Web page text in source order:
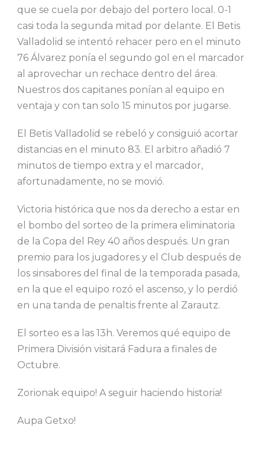
que se cuela por debajo del portero local. 0-1
casi toda la segunda mitad por delante. El Betis
Valladolid se intentó rehacer pero en el minuto
76 Álvarez ponía el segundo gol en el marcador
al aprovechar un rechace dentro del área.
Nuestros dos capitanes ponían al equipo en
ventaja y con tan solo 15 minutos por jugarse.
El Betis Valladolid se rebeló y consiguió acortar
distancias en el minuto 83. El arbitro añadió 7
minutos de tiempo extra y el marcador,
afortunadamente, no se movió.
Victoria histórica que nos da derecho a estar en
el bombo del sorteo de la primera eliminatoria
de la Copa del Rey 40 años después. Un gran
premio para los jugadores y el Club después de
los sinsabores del final de la temporada pasada,
en la que el equipo rozó el ascenso, y lo perdió
en una tanda de penaltis frente al Zarautz.
El sorteo es a las 13h. Veremos qué equipo de
Primera División visitará Fadura a finales de
Octubre.
Zorionak equipo! A seguir haciendo historia!
Aupa Getxo!